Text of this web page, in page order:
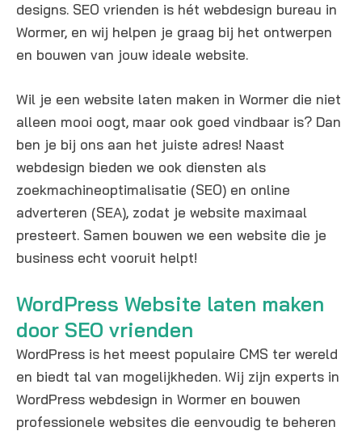
designs. SEO vrienden is hét webdesign bureau in
Wormer, en wij helpen je graag bij het ontwerpen
en bouwen van jouw ideale website.
Wil je een website laten maken in Wormer die niet
alleen mooi oogt, maar ook goed vindbaar is? Dan
ben je bij ons aan het juiste adres! Naast
webdesign bieden we ook diensten als
zoekmachineoptimalisatie (SEO) en online
adverteren (SEA), zodat je website maximaal
presteert. Samen bouwen we een website die je
business echt vooruit helpt!
WordPress Website laten maken
door SEO vrienden
WordPress is het meest populaire CMS ter wereld
en biedt tal van mogelijkheden. Wij zijn experts in
WordPress webdesign in Wormer en bouwen
professionele websites die eenvoudig te beheren